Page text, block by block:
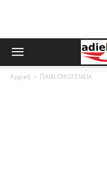
Αρχική ΠΑΙΔΙ-ΟΙΚΟΓΕΝΕΙΑ